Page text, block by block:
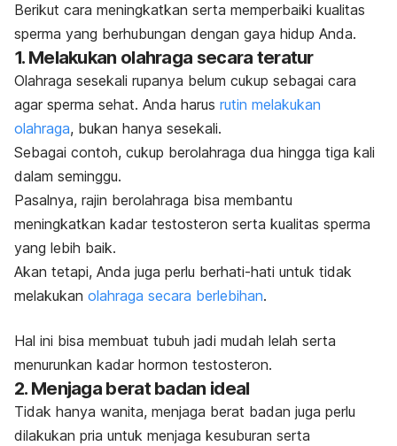
Berikut cara meningkatkan serta memperbaiki kualitas
sperma yang berhubungan dengan gaya hidup Anda.
1. Melakukan olahraga secara teratur
Olahraga sesekali rupanya belum cukup sebagai cara
agar sperma sehat. Anda harus rutin melakukan
olahraga, bukan hanya sesekali.
Sebagai contoh, cukup berolahraga dua hingga tiga kali
dalam seminggu.
Pasalnya, rajin berolahraga bisa membantu
meningkatkan kadar testosteron serta kualitas sperma
yang lebih baik.
Akan tetapi, Anda juga perlu berhati-hati untuk tidak
melakukan olahraga secara berlebihan.
Hal ini bisa membuat tubuh jadi mudah lelah serta
menurunkan kadar hormon testosteron.
2. Menjaga berat badan ideal
Tidak hanya wanita, menjaga berat badan juga perlu
dilakukan pria untuk menjaga kesuburan serta